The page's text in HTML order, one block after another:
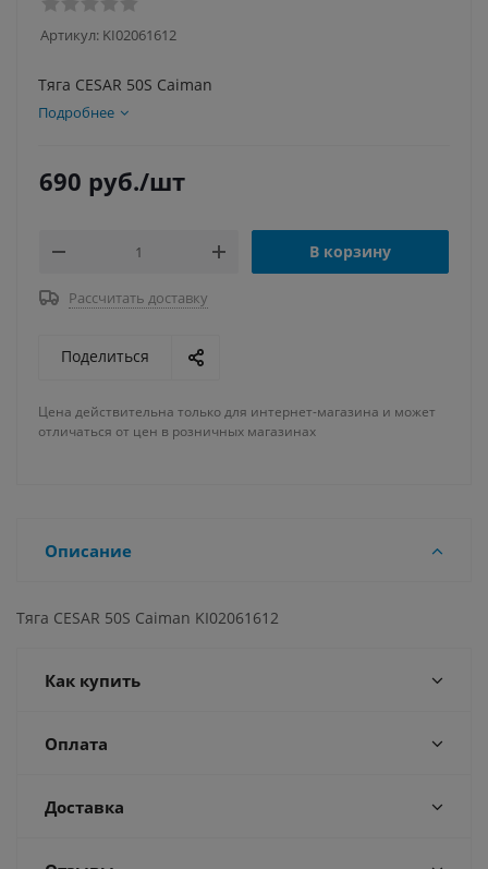
Артикул: KI02061612
Тяга CESAR 50S Caiman
Подробнее
690 руб./шт
В корзину
Рассчитать доставку
Поделиться
Цена действительна только для интернет-магазина и может
отличаться от цен в розничных магазинах
Описание
Тяга CESAR 50S Caiman KI02061612
Как купить
Оплата
Доставка